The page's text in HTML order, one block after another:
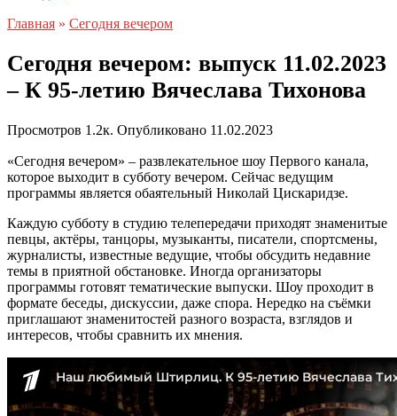
Главная » Сегодня вечером
Сегодня вечером: выпуск 11.02.2023
– К 95-летию Вячеслава Тихонова
Просмотров 1.2к. Опубликовано 11.02.2023
«Сегодня вечером» – развлекательное шоу Первого канала,
которое выходит в субботу вечером. Сейчас ведущим
программы является обаятельный Николай Цискаридзе.
Каждую субботу в студию телепередачи приходят знаменитые
певцы, актёры, танцоры, музыканты, писатели, спортсмены,
журналисты, известные ведущие, чтобы обсудить недавние
темы в приятной обстановке. Иногда организаторы
программы готовят тематические выпуски. Шоу проходит в
формате беседы, дискуссии, даже спора. Нередко на съёмки
приглашают знаменитостей разного возраста, взглядов и
интересов, чтобы сравнить их мнения.